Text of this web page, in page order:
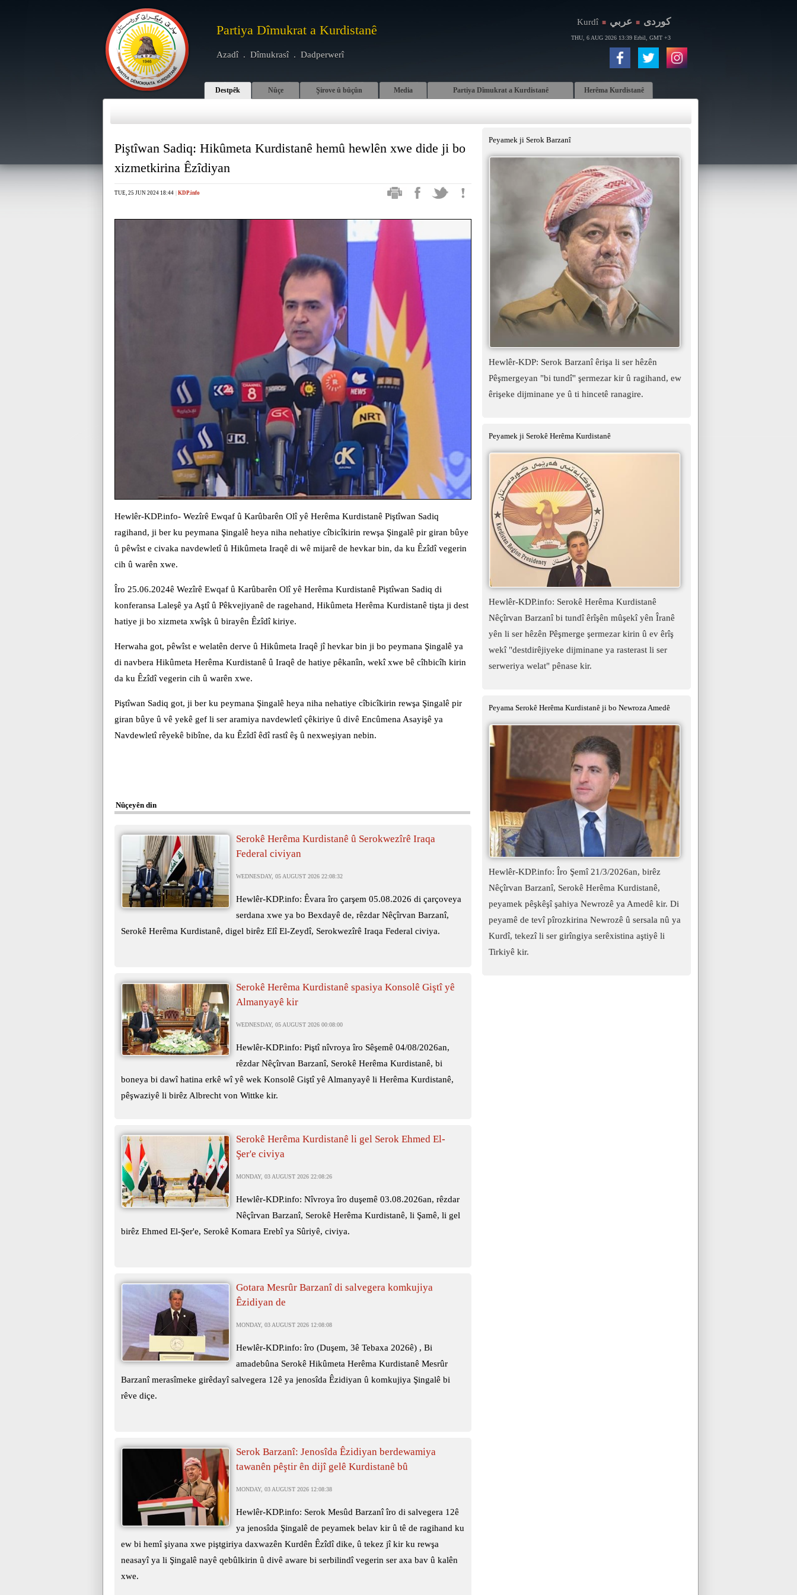
Kurdî ■ كوردی ■ عربي
THU, 6 AUG 2026 13:39 Erbil, GMT +3
Destpêk Nûçe Şirove û bûçûn Media Partiya Dîmukrat a Kurdistanê Herêma Kurdistanê
Partiya Dîmukrat a Kurdistanê
Azadî . Dîmukrasî . Dadperwerî
Piştîwan Sadiq: Hikûmeta Kurdistanê hemû hewlên xwe dide ji bo
xizmetkirina Êzîdiyan
TUE, 25 JUN 2024 18:44 KDP.info
Hewlêr-KDP.info- Wezîrê Ewqaf û Karûbarên Olî yê Herêma Kurdistanê Piştîwan Sadiq
ragihand, ji ber ku peymana Şingalê heya niha nehatiye cîbicîkirin rewşa Şingalê pir giran bûye
û pêwîst e civaka navdewletî û Hikûmeta Iraqê di wê mijarê de hevkar bin, da ku Êzîdî vegerin
cih û warên xwe.
Îro 25.06.2024ê Wezîrê Ewqaf û Karûbarên Olî yê Herêma Kurdistanê Piştîwan Sadiq di
konferansa Laleşê ya Aştî û Pêkvejiyanê de ragehand, Hikûmeta Herêma Kurdistanê tişta ji dest
hatiye ji bo xizmeta xwîşk û birayên Êzîdî kiriye.
Herwaha got, pêwîst e welatên derve û Hikûmeta Iraqê jî hevkar bin ji bo peymana Şingalê ya
di navbera Hikûmeta Herêma Kurdistanê û Iraqê de hatiye pêkanîn, wekî xwe bê cîhbicîh kirin
da ku Êzîdî vegerin cih û warên xwe.
Piştîwan Sadiq got, ji ber ku peymana Şingalê heya niha nehatiye cîbicîkirin rewşa Şingalê pir
giran bûye û vê yekê gef li ser aramiya navdewletî çêkiriye û divê Encûmena Asayişê ya
Navdewletî rêyekê bibîne, da ku Êzîdî êdî rastî êş û nexweşiyan nebin.
Nûçeyên din
Serokê Herêma Kurdistanê û Serokwezîrê Iraqa
Federal civiyan
WEDNESDAY, 05 AUGUST 2026 22:08:32
Hewlêr-KDP.info: Êvara îro çarşem 05.08.2026 di çarçoveya
serdana xwe ya bo Bexdayê de, rêzdar Nêçîrvan Barzanî,
Serokê Herêma Kurdistanê, digel birêz Elî El-Zeydî, Serokwezîrê Iraqa Federal civiya.
Serokê Herêma Kurdistanê spasiya Konsolê Giştî yê
Almanyayê kir
WEDNESDAY, 05 AUGUST 2026 00:08:00
Hewlêr-KDP.info: Piştî nîvroya îro Sêşemê 04/08/2026an,
rêzdar Nêçîrvan Barzanî, Serokê Herêma Kurdistanê, bi
boneya bi dawî hatina erkê wî yê wek Konsolê Giştî yê Almanyayê li Herêma Kurdistanê,
pêşwaziyê li birêz Albrecht von Wittke kir.
Serokê Herêma Kurdistanê li gel Serok Ehmed El-
Şer'e civiya
MONDAY, 03 AUGUST 2026 22:08:26
Hewlêr-KDP.info: Nîvroya îro duşemê 03.08.2026an, rêzdar
Nêçîrvan Barzanî, Serokê Herêma Kurdistanê, li Şamê, li gel
birêz Ehmed El-Şer'e, Serokê Komara Erebî ya Sûriyê, civiya.
Gotara Mesrûr Barzanî di salvegera komkujiya
Êzidiyan de
MONDAY, 03 AUGUST 2026 12:08:08
Hewlêr-KDP.info: îro (Duşem, 3ê Tebaxa 2026ê) , Bi
amadebûna Serokê Hikûmeta Herêma Kurdistanê Mesrûr
Barzanî merasîmeke girêdayî salvegera 12ê ya jenosîda Êzidiyan û komkujiya Şingalê bi
rêve diçe.
Serok Barzanî: Jenosîda Êzidiyan berdewamiya
tawanên pêştir ên dijî gelê Kurdistanê bû
MONDAY, 03 AUGUST 2026 12:08:38
Hewlêr-KDP.info: Serok Mesûd Barzanî îro di salvegera 12ê
ya jenosîda Şingalê de peyamek belav kir û tê de ragihand ku
ew bi hemî şiyana xwe piştgiriya daxwazên Kurdên Êzîdî dike, û tekez jî kir ku rewşa
neasayî ya li Şingalê nayê qebûlkirin û divê aware bi serbilindî vegerin ser axa bav û kalên
xwe.
Peyamek ji Serok Barzanî
Hewlêr-KDP: Serok Barzanî êrişa li ser hêzên
Pêşmergeyan "bi tundî" şermezar kir û ragihand, ew
êrişeke dijminane ye û ti hincetê ranagire.
Peyamek ji Serokê Herêma Kurdistanê
Hewlêr-KDP.info: Serokê Herêma Kurdistanê
Nêçîrvan Barzanî bi tundî êrîşên mûşekî yên Îranê
yên li ser hêzên Pêşmerge şermezar kirin û ev êrîş
wekî "destdirêjiyeke dijminane ya rasterast li ser
serweriya welat" pênase kir.
Peyama Serokê Herêma Kurdistanê ji bo Newroza Amedê
Hewlêr-KDP.info: Îro Şemî 21/3/2026an, birêz
Nêçîrvan Barzanî, Serokê Herêma Kurdistanê,
peyamek pêşkêşî şahiya Newrozê ya Amedê kir. Di
peyamê de tevî pîrozkirina Newrozê û sersala nû ya
Kurdî, tekezî li ser girîngiya serêxistina aştiyê li
Tirkiyê kir.